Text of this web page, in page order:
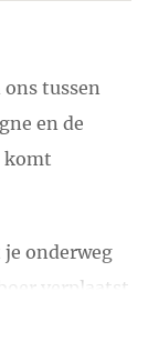
tussen
en de
komt
onderweg
verplaatst
gewoon